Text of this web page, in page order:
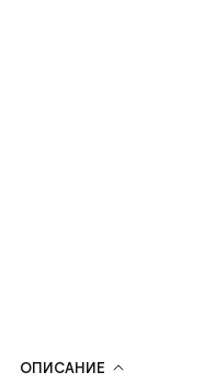
ОПИСАНИЕ